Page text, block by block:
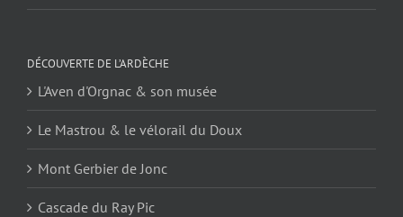
DÉCOUVERTE DE L’ARDÈCHE
L'Aven d'Orgnac & son musée
Le Mastrou & le vélorail du Doux
Mont Gerbier de Jonc
Cascade du Ray Pic